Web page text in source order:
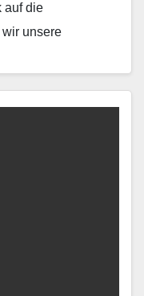
auf die
unsere